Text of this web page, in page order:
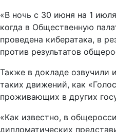
«В ночь с 30 июня на 1
когда в Общественную
проведена кибератака, в
против результатов
Также в докладе
таких движений, как
проживающих в других
«Как известно, в
дипломатических